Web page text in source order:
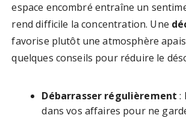
espace encombré entraîne un
rend difficile la concentration. Une
favorise plutôt une atmosphère
quelques conseils pour réduire le
Débarrasser régulièrement :
dans vos affaires pour ne